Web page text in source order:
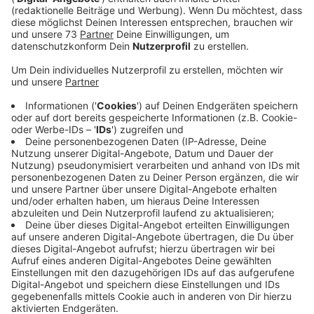
Anzeige
Segel-Regatta auf dem Pröbstingsee
Anzeige
Der Segelclub in Borken feiert 50 Jahre und für diesen
Anlass steht einiges auf dem Programm. Am Samstag
um 10:30 Uhr startet eine Regatta auf dem
Pröbstingsee in Borken. Um 14:30 Uhr startet der
offiziellen Teil mit einem Sektempfang. Danach stellt
der Verein seine Boote vor und steht für alle Fragen zu
Angeboten für Erwachsene und Jugendliche bereit.
Kaffee und Kuchen sind nachmittags auch am Start,
also wenn ihr Lust habt bei der Regatta vorbei zu
schauen oder euch über das Segel Angebot zu